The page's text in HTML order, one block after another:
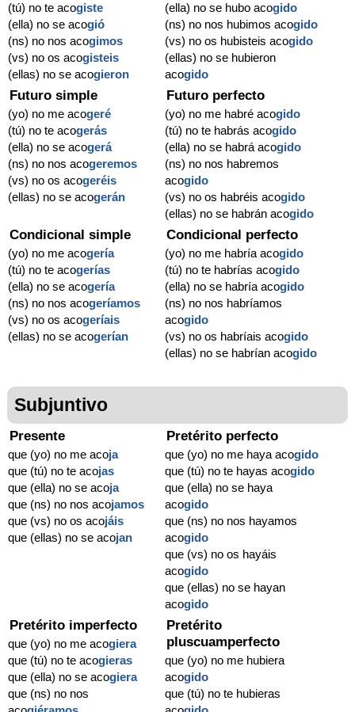
(tú) no te acogiste
(ella) no se acogió
(ns) no nos acogimos
(vs) no os acogisteis
(ellas) no se acogieron
(ella) no se hubo acogido
(ns) no nos hubimos acogido
(vs) no os hubisteis acogido
(ellas) no se hubieron
acogido
Futuro simple
(yo) no me acogeré
(tú) no te acogerás
(ella) no se acogerá
(ns) no nos acogeremos
(vs) no os acogeréis
(ellas) no se acogerán
Futuro perfecto
(yo) no me habré acogido
(tú) no te habrás acogido
(ella) no se habrá acogido
(ns) no nos habremos
acogido
(vs) no os habréis acogido
(ellas) no se habrán acogido
Condicional simple
(yo) no me acogería
(tú) no te acogerías
(ella) no se acogería
(ns) no nos acogeríamos
(vs) no os acogeríais
(ellas) no se acogerían
Condicional perfecto
(yo) no me habría acogido
(tú) no te habrías acogido
(ella) no se habría acogido
(ns) no nos habríamos
acogido
(vs) no os habríais acogido
(ellas) no se habrían acogido
Subjuntivo
Presente
que (yo) no me acoja
que (tú) no te acojas
que (ella) no se acoja
que (ns) no nos acojamos
que (vs) no os acojáis
que (ellas) no se acojan
Pretérito perfecto
que (yo) no me haya acogido
que (tú) no te hayas acogido
que (ella) no se haya
acogido
que (ns) no nos hayamos
acogido
que (vs) no os hayáis
acogido
que (ellas) no se hayan
acogido
Pretérito imperfecto
que (yo) no me acogiera
que (tú) no te acogieras
que (ella) no se acogiera
que (ns) no nos
Pretérito
pluscuamperfecto
que (yo) no me hubiera
acogido
que (tú) no te hubieras